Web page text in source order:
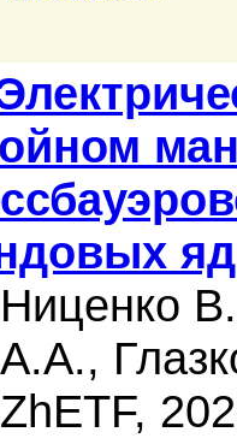
Ниценко
А.А.,
ZhETF,